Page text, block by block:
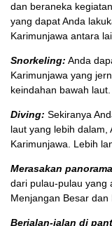
dan beraneka
yang dapat Anda
Karimunjawa antara
Snorkeling: Anda
Karimunjawa yang
keindahan bawah
Diving: Sekiranya
laut yang lebih dalam,
Karimunjawa. Lebih
Merasakan
dari pulau-pulau yang
Menjangan Besar dan
Berjalan-jalan di